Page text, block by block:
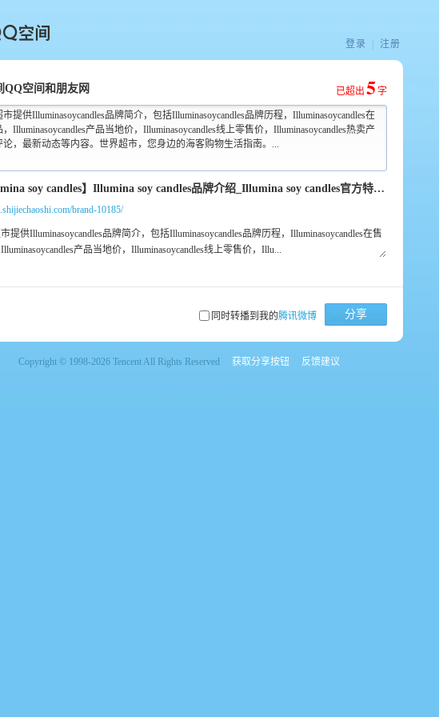
间
登录 注册
QQ空间和朋友网
提供Illuminasoycandles品牌简介，包括Illuminasoycandles品牌历程，Illuminasoycandles在
Illuminasoycandles产品当地价，Illuminasoycandles线上零售价，Illuminasoycandles热卖产
论，最新动态等内容。世界超市，您身边的海客购物生活指南。...
已超出 5字
brand-10185/
同时转播到我的腾讯微博 分享
Copyright © 1998-2026 Tencent All Rights Reserved 获取分享按钮 反馈建议